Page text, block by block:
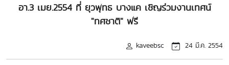
อา.3 เมย.2554 ที่ ยุวพุทธ บางแค เชิญร่วมงานเทศน์
"ทศชาติ" ฟรี
kaveebsc 24 มี.ค. 2554